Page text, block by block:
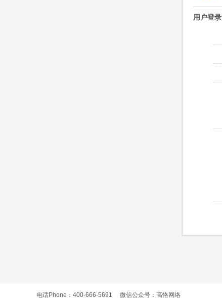
用户登录
电话Phone：400-666-5691 微信公众号：高恪网络